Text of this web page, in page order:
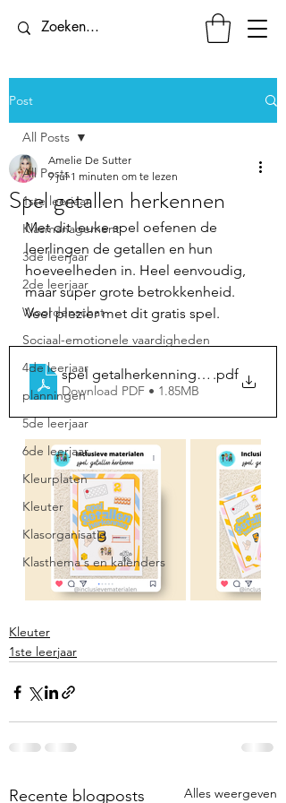
Post
All Posts
1ste leerjaar
Klasmanagement
3de leerjaar
2de leerjaar
Woordenschat
Sociaal-emotionele vaardigheden
4de leerjaar
planningen
5de leerjaar
6de leerjaar
Kleurplaten
Kleuter
Klasorganisatie
Klasthema's en kalenders
All Posts
Spel getallen herkennen
Amelie De Sutter
9 jul 1 minuten om te lezen
Met dit leuke spel oefenen de
leerlingen de getallen en hun
hoeveelheden in. Heel eenvoudig,
maar super grote betrokkenheid.
Veel plezier met dit gratis spel.
spel getalherkenning tot 10
.pdf
Download PDF • 1.85MB
Kleuter
1ste leerjaar
Recente blogposts Alles weergeven